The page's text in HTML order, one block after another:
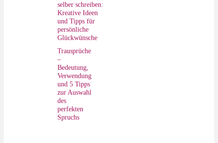
selber schreiben:
Kreative Ideen
und Tipps für
persönliche
Glückwünsche
Trausprüche
–
Bedeutung,
Verwendung
und 5 Tipps
zur Auswahl
des
perfekten
Spruchs